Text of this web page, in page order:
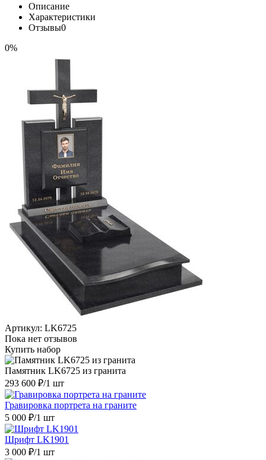
Описание
Характеристики
Отзывы0
0%
Артикул: LK6725
Пока нет отзывов
Купить набор
Памятник LK6725 из гранита
293 600 ₽/1 шт
Гравировка портрета на граните
5 000 ₽/1 шт
Шрифт LK1901
3 000 ₽/1 шт